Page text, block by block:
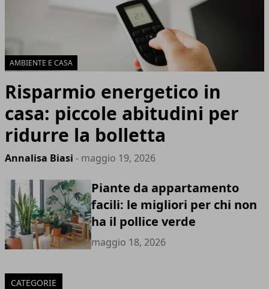
AMBIENTE E CASA
Risparmio energetico in
casa: piccole abitudini per
ridurre la bolletta
Annalisa Biasi - maggio 19, 2026
Piante da appartamento
facili: le migliori per chi non
ha il pollice verde
maggio 18, 2026
CATEGORIE